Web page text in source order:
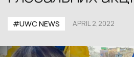
#UWС NEWS APRIL 2,2022